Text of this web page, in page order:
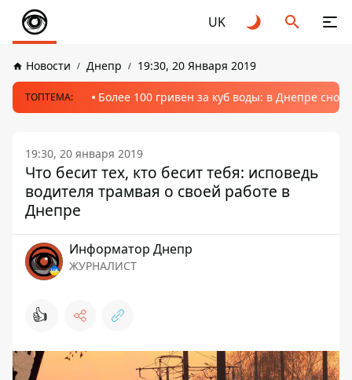
UK
Новости Днепр 19:30, 20 Января 2019
ТОПТЕМА: Более 100 гривен за куб воды: в Днепре
19:30, 20 января 2019
Что бесит тех, кто бесит тебя: исповедь
водителя трамвая о своей работе в
Днепре
Информатор Днепр
ЖУРНАЛИСТ
👍